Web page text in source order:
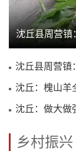
沈丘县周营镇
沈丘县周营镇
沈丘：槐山羊
沈丘：做大做
乡村振兴